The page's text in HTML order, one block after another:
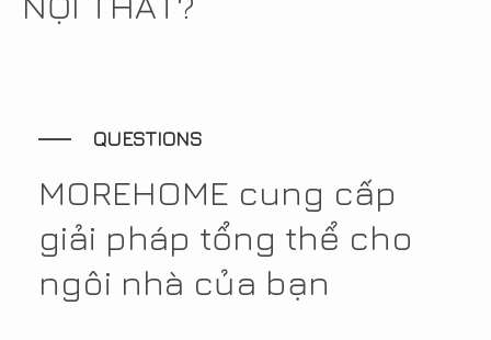
QUESTIONS
MOREHOME cung cấp
giải pháp tổng thể cho
ngôi nhà của bạn